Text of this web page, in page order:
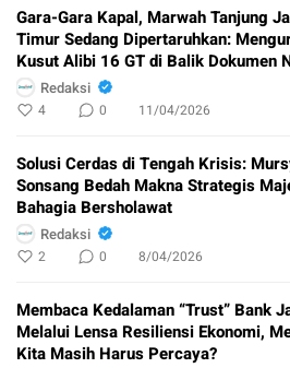
Gara-Gara Kapal, Marwah Tanjung
Timur Sedang Dipertaruhkan:
Kusut Alibi 16 GT di Balik Dokumen
Redaksi
4 0 11/04/2026
Solusi Cerdas di Tengah Krisis:
Sonsang Bedah Makna Strategis
Bahagia Bersholawat
Redaksi
2 0 8/04/2026
Membaca Kedalaman “Trust” Bank
Melalui Lensa Resiliensi Ekonomi,
Kita Masih Harus Percaya?